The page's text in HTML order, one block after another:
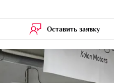
Оставить заявку